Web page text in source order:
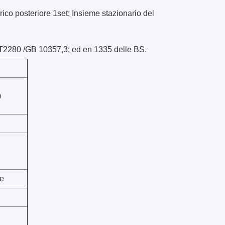
posteriore 1set; Insieme stazionario del
/GB 10357,3; ed en 1335 delle BS.